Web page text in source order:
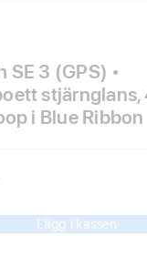
SE 3 (GPS) •
stjärnglans,
i Blue Ribbon
Lägg i kassen